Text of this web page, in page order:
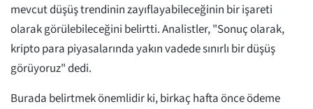
mevcut düşüş trendinin zayıflayabileceğinin bir işareti
olarak görülebileceğini belirtti. Analistler, "Sonuç olarak,
kripto para piyasalarında yakın vadede sınırlı bir düşüş
görüyoruz" dedi.
Burada belirtmek önemlidir ki, birkaç hafta önce ödeme